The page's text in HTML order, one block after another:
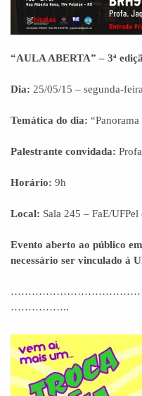
“AULA ABERTA” – 3ª
Dia: 25/05/15 – segunda-feira
Temática do dia:
Palestrante convidada:
Horário: 9h
Local: Sala 245 – FaE/
Evento aberto ao público
necessário ser vinculado à
……………..